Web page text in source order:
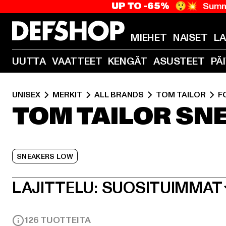
UP TO -65% 😲💥
MIEHET NAISET
UUTTA VAATTEET KENGÄT ASUSTEET
UNISEX MERKIT ALL BRANDS TOM TAILOR
TOM TAILOR
SNEAKERS LOW
LAJITTELU: SUOSITUIMMAT
126 TUOTTEITA